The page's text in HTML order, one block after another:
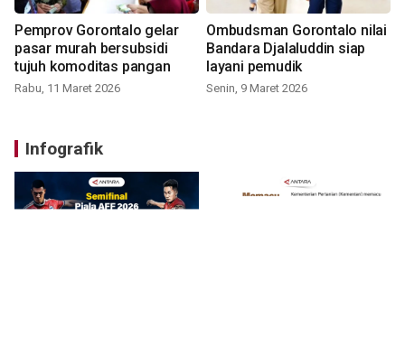
Pemprov Gorontalo gelar
pasar murah bersubsidi
tujuh komoditas pangan
Rabu, 11 Maret 2026
Ombudsman Gorontalo nilai
Bandara Djalaluddin siap
layani pemudik
Senin, 9 Maret 2026
Infografik